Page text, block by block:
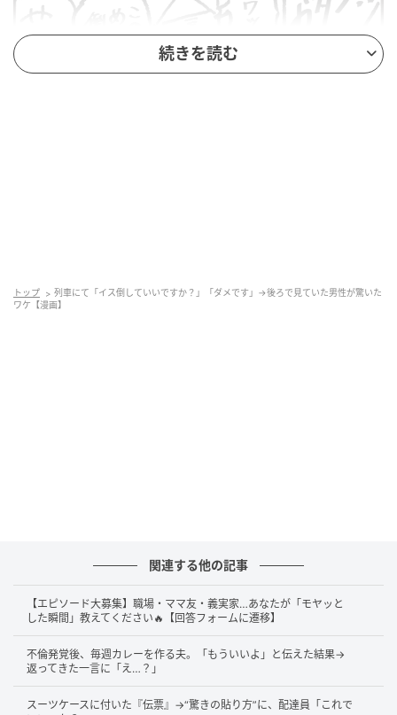
続きを読む
トップ
列車にて「イス倒していいですか？」「ダメです」→後ろで見ていた男性が驚いた
ワケ【漫画】
関連する他の記事
【エピソード大募集】職場・ママ友・義実家…あなたが「モヤッと
した瞬間」教えてください🔥【回答フォームに遷移】
不倫発覚後、毎週カレーを作る夫。「もういいよ」と伝えた結果→
返ってきた一言に「え…？」
スーツケースに付いた『伝票』→“驚きの貼り方”に、配達員「これで